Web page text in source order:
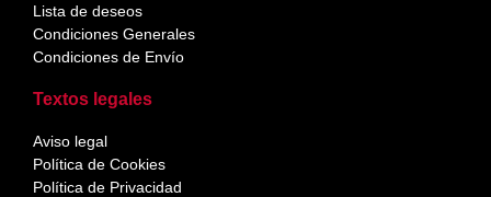
Lista de deseos
Condiciones Generales
Condiciones de Envío
Textos legales
Aviso legal
Política de Cookies
Política de Privacidad